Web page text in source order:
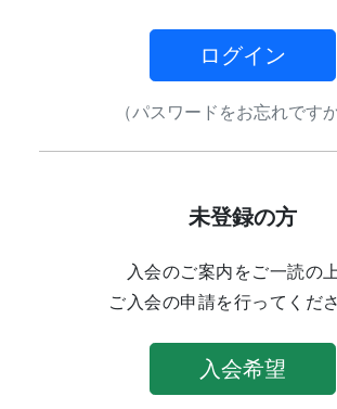
ログイン
（パスワードをお忘れですか
未登録の方
入会のご案内をご一読の上
ご入会の申請を行ってくださ
入会希望